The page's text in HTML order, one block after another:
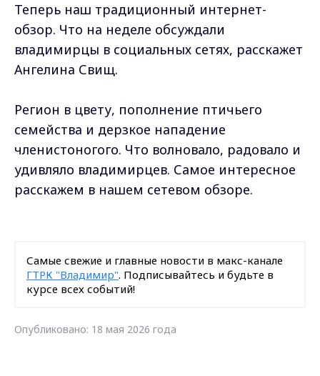
Теперь наш традиционный интернет-
обзор. Что на неделе обсуждали
владимирцы в социальных сетях, расскажет
Ангелина Свищ.
Регион в цвету, пополнение птичьего
семейства и дерзкое нападение
членистоногого. Что волновало, радовало и
удивляло владимирцев. Самое интересное
расскажем в нашем сетевом обзоре.
Самые свежие и главные новости в макс-канале
ГТРК "Владимир". Подписывайтесь и будьте в
курсе всех событий!
Опубликовано: 18 мая 2026 года